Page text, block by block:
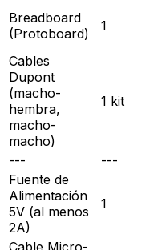
Breadboard
(Protoboard)
1
Cables
Dupont
(macho-
hembra,
macho-
macho)
1 kit
--- ---
Fuente de
Alimentación
5V (al menos
2A)
1